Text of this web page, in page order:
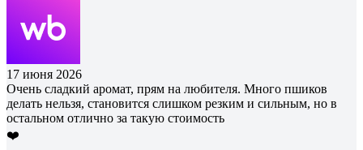
17 июня 2026
Очень сладкий аромат, прям на любителя. Много пшиков
делать нельзя, становится слишком резким и сильным, но в
остальном отлично за такую стоимость
❤️